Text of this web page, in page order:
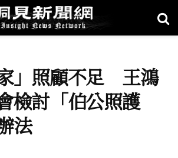
家」照顧不足 王鴻
檢討「伯公照護
法